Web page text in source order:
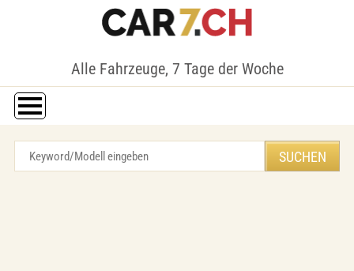
Alle Fahrzeuge, 7 Tage der Woche